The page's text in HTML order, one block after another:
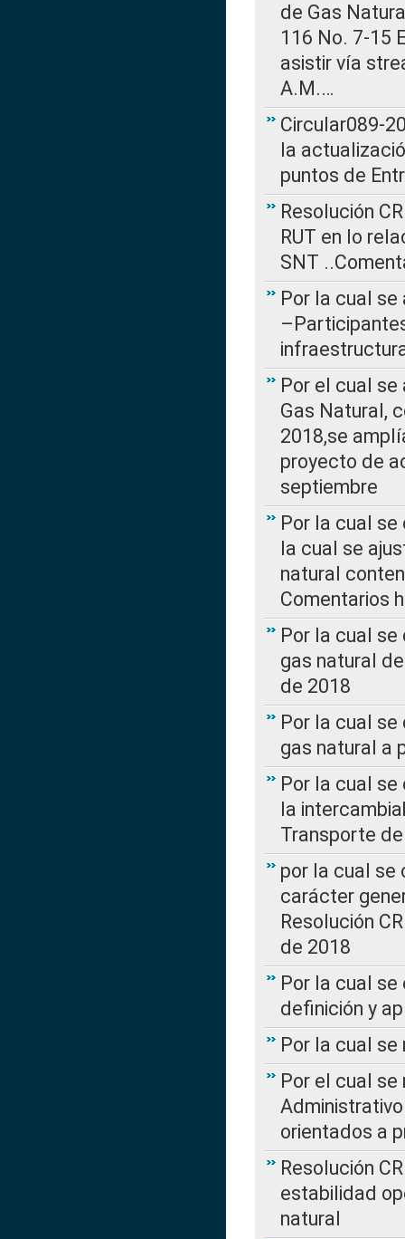
de Gas
116 No. 7-15
asistir vía
A.M.…
Circular089-
la
puntos de
Resolución
RUT en lo
SNT
Por la cual se
Por el cual
Gas Natural,
2018,se
proyecto de
septiembre
Por la cual se
la cual se
natural
Comentarios
Por la cual
gas natural
de 2018
Por la cual
gas natural a
Por la cual
la
Transporte
por la cual se
carácter
Resolución
de 2018
Por la cual
definición y
Por la cual
Por el cual
orientados a
Resolución
estabilidad
natural